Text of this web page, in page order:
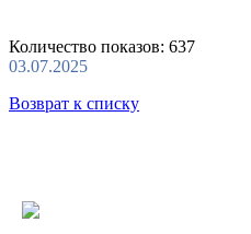
Количество показов: 637
03.07.2025
Возврат к списку